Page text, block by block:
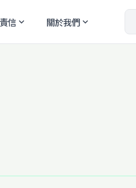
信expand_more 關於我們expand_more